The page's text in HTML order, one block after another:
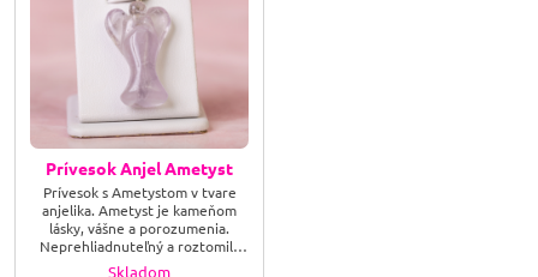
Prívesok Anjel Ametyst
Prívesok s Ametystom v tvare
anjelika. Ametyst je kameňom
lásky, vášne a porozumenia.
Neprehliadnuteľný a roztomilý
šperk, ktorý očarí naozaj
Skladom